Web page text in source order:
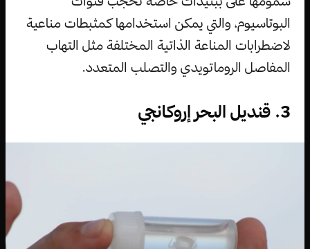
البوتاسيوم، والتي يمكن استخدامها كمثبطات مناعية
لاضطرابات المناعة الذاتية المختلفة مثل التهاب
المفاصل الروماتويدي والتصلب المتعدد.
3. قنديل البحر إروكانجي